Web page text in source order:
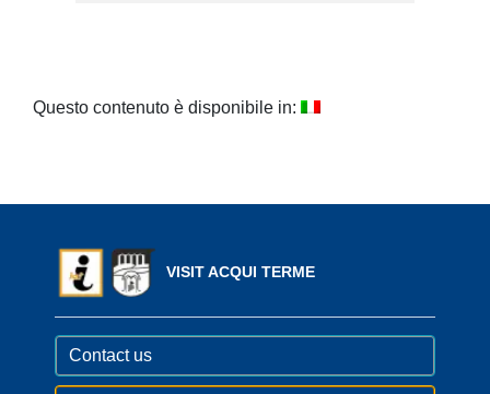
Questo contenuto è disponibile in:
VISIT ACQUI TERME
Contact us